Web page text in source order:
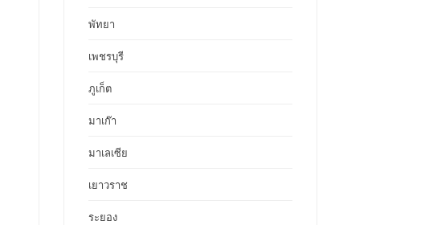
พัทยา
เพชรบุรี
ภูเก็ต
มาเก๊า
มาเลเซีย
เยาวราช
ระยอง